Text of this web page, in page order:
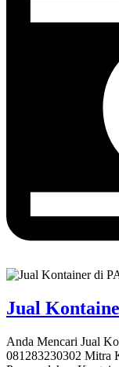
Jual
Anda Mencari Jual
081283230302 Mitra